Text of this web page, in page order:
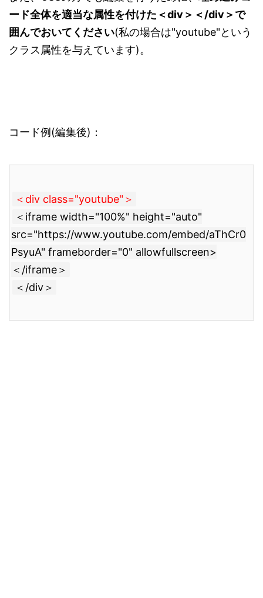
ード全体を適当な属性を付けた＜div＞＜/div＞で
囲んでおいてください(私の場合は"youtube"という
クラス属性を与えています)。
コード例(編集後)：
＜div class="youtube"＞
＜iframe width="100%" height="auto"
src="https://www.youtube.com/embed/aThCr0
PsyuA" frameborder="0" allowfullscreen>
＜/iframe＞
＜/div＞